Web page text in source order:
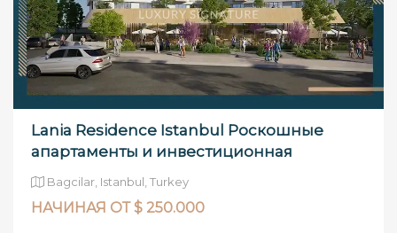
Lania Residence Istanbul Роскошные
апартаменты и инвестиционная
возможность
Bagcilar, Istanbul, Turkey
НАЧИНАЯ ОТ $ 250.000